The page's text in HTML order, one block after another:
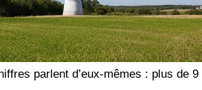
parlent d’eux-mêmes : plus de 9